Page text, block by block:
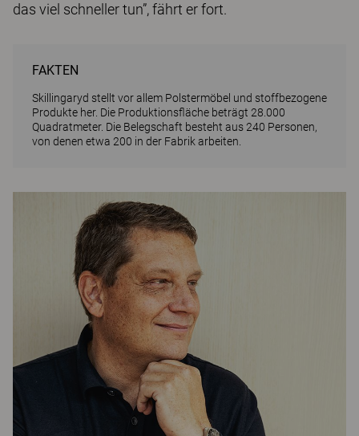
das viel schneller tun”, fährt er fort.
FAKTEN
Skillingaryd stellt vor allem Polstermöbel und stoffbezogene
Produkte her. Die Produktionsfläche beträgt 28.000
Quadratmeter. Die Belegschaft besteht aus 240 Personen,
von denen etwa 200 in der Fabrik arbeiten.